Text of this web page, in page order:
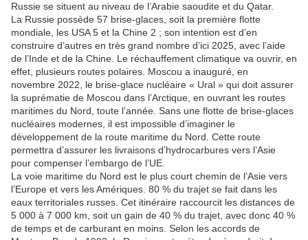
Russie se situent au niveau de l’Arabie saoudite et du Qatar.
La Russie possède 57 brise-glaces, soit la première flotte
mondiale, les USA 5 et la Chine 2 ; son intention est d’en
construire d’autres en très grand nombre d’ici 2025, avec l’aide
de l’Inde et de la Chine. Le réchauffement climatique va ouvrir, en
effet, plusieurs routes polaires. Moscou a inauguré, en
novembre 2022, le brise-glace nucléaire « Ural » qui doit assurer
la suprématie de Moscou dans l’Arctique, en ouvrant les routes
maritimes du Nord, toute l’année. Sans une flotte de brise-glaces
nucléaires modernes, il est impossible d’imaginer le
développement de la route maritime du Nord. Cette route
permettra d’assurer les livraisons d’hydrocarbures vers l’Asie
pour compenser l’embargo de l’UE.
La voie maritime du Nord est le plus court chemin de l’Asie vers
l’Europe et vers les Amériques. 80 % du trajet se fait dans les
eaux territoriales russes. Cet itinéraire raccourcit les distances de
5 000 à 7 000 km, soit un gain de 40 % du trajet, avec donc 40 %
de temps et de carburant en moins. Selon les accords de